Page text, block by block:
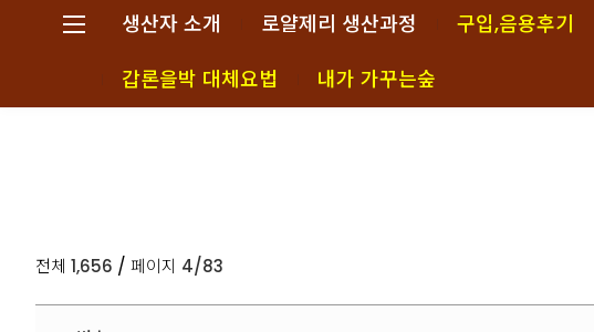
생산자 소개 로얄제리 생산과정 구입,음용후기
갑론을박 대체요법
내가 가꾸는숲
전체 1,656 / 페이지 4/83